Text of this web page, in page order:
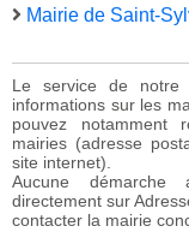
Mairie de Saint-
Le service de
informations sur les
pouvez notamment
mairies (adresse
site internet).
Aucune démarche
directement sur
contacter la mairie